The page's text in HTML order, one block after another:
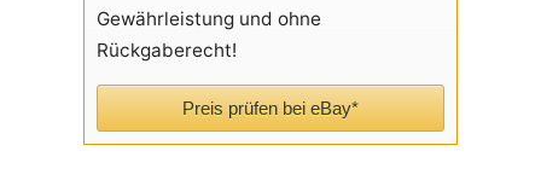
Gewährleistung und ohne
Rückgaberecht!
Preis prüfen bei eBay*